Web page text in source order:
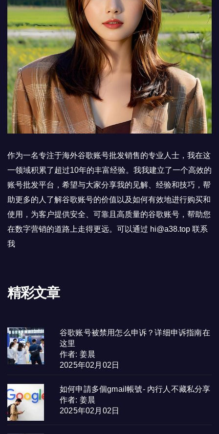
作为一名专注于海外谷歌账号批发销售的专业人士，我在这
一领域积累了超过10年的丰富经验。我我建立了一个高效的
账号批发平台，希望与大家分享我的见解、经验和技巧，帮
助更多的人了解谷歌账号的价值以及如何有效地进行购买和
使用，为客户提供安全、可靠且高质量的谷歌账号，帮助您
在数字营销的道路上走得更远。可以通过 hi@a38.top 联系
我
精彩文章
谷歌账号被禁用怎么申诉？详细申诉指南在
这里
作者: 姜晨
2025年02月02日
如何申請多個gmail帳號- 內行人不藏私分享
作者: 姜晨
2025年02月02日